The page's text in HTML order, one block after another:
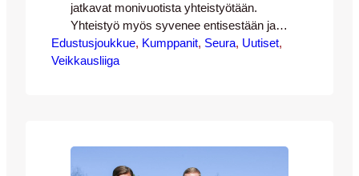
jatkavat monivuotista yhteistyötään.
Yhteistyö myös syvenee entisestään ja
samalla Keskisuomalainen vahvistaa
asemaansa yhtenä JJK:n
ykkösmediassa niin printissä kuin
sähköisestikin. Yhteistyö on tärkeää
Edustusjoukkue, Kumppanit, Seura, Uutiset
Veikkausliiga